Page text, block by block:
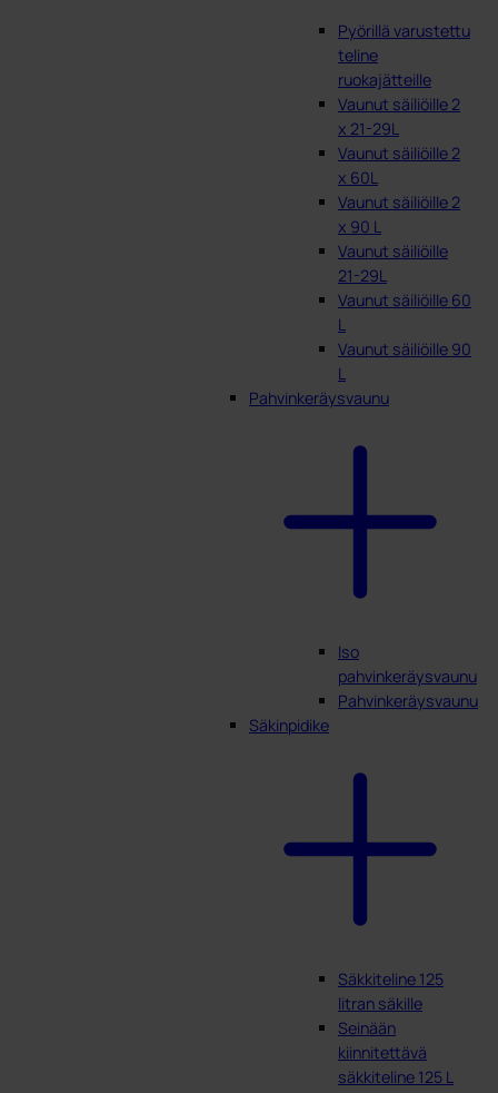
Pyörillä varustettu
teline
ruokajätteille
Vaunut säiliöille 2
x 21-29L
Vaunut säiliöille 2
x 60L
Vaunut säiliöille 2
x 90 L
Vaunut säiliöille
21-29L
Vaunut säiliöille 60
L
Vaunut säiliöille 90
L
Pahvinkeräysvaunu
Iso
pahvinkeräysvaunu
Pahvinkeräysvaunu
Säkinpidike
Säkkiteline 125
litran säkille
Seinään
kiinnitettävä
säkkiteline 125 L